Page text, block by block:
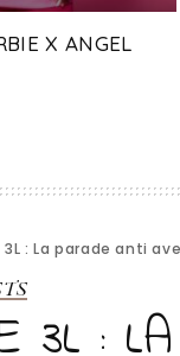
X ANGEL
: La parade anti
3L :